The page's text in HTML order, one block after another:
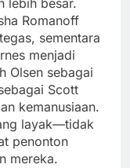
lebih besar.
Romanoff
sementara
menjadi
Olsen sebagai
Scott
kemanusiaan.
layak—tidak
penonton
mereka.